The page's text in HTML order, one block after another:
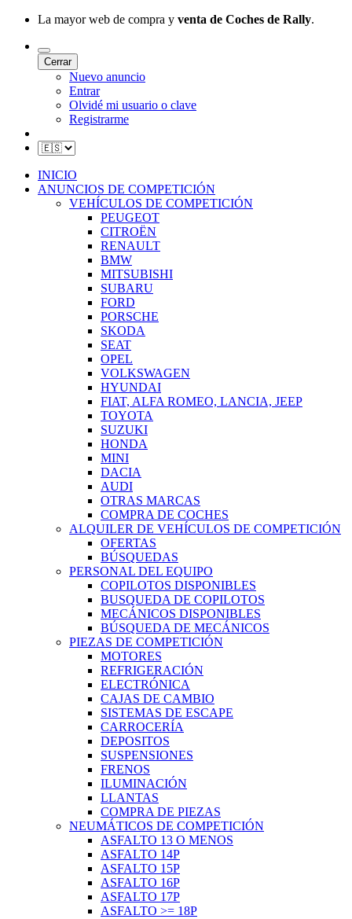
La mayor web de compra y venta de Coches de Rally.
Cerrar
Nuevo anuncio
Entrar
Olvidé mi usuario o clave
Registrarme
INICIO
ANUNCIOS DE COMPETICIÓN
VEHÍCULOS DE COMPETICIÓN
PEUGEOT
CITROËN
RENAULT
BMW
MITSUBISHI
SUBARU
FORD
PORSCHE
SKODA
SEAT
OPEL
VOLKSWAGEN
HYUNDAI
FIAT, ALFA ROMEO, LANCIA, JEEP
TOYOTA
SUZUKI
HONDA
MINI
DACIA
AUDI
OTRAS MARCAS
COMPRA DE COCHES
ALQUILER DE VEHÍCULOS DE COMPETICIÓN
OFERTAS
BÚSQUEDAS
PERSONAL DEL EQUIPO
COPILOTOS DISPONIBLES
BUSQUEDA DE COPILOTOS
MECÁNICOS DISPONIBLES
BÚSQUEDA DE MECÁNICOS
PIEZAS DE COMPETICIÓN
MOTORES
REFRIGERACIÓN
ELECTRÓNICA
CAJAS DE CAMBIO
SISTEMAS DE ESCAPE
CARROCERÍA
DEPOSITOS
SUSPENSIONES
FRENOS
ILUMINACIÓN
LLANTAS
COMPRA DE PIEZAS
NEUMÁTICOS DE COMPETICIÓN
ASFALTO 13 O MENOS
ASFALTO 14P
ASFALTO 15P
ASFALTO 16P
ASFALTO 17P
ASFALTO >= 18P